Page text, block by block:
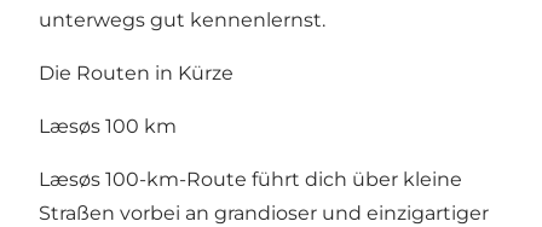
unterwegs gut kennenlernst.
Die Routen in Kürze
Læsøs 100 km
Læsøs 100-km-Route führt dich über kleine
Straßen vorbei an grandioser und einzigartiger